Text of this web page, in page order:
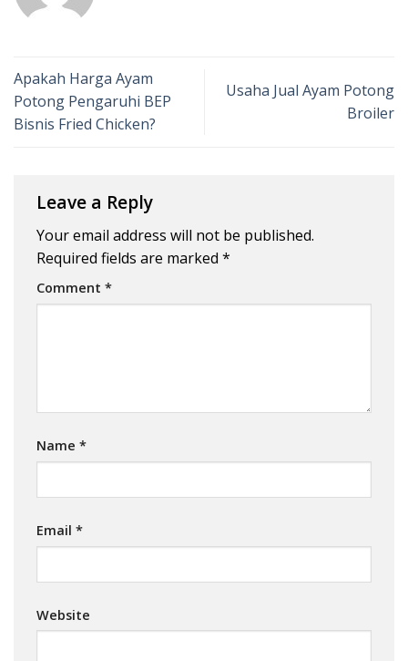
Apakah Harga Ayam
Potong Pengaruhi BEP
Bisnis Fried Chicken?
Usaha Jual Ayam Potong
Broiler
Leave a Reply
Your email address will not be published.
Required fields are marked *
Comment *
Name *
Email *
Website